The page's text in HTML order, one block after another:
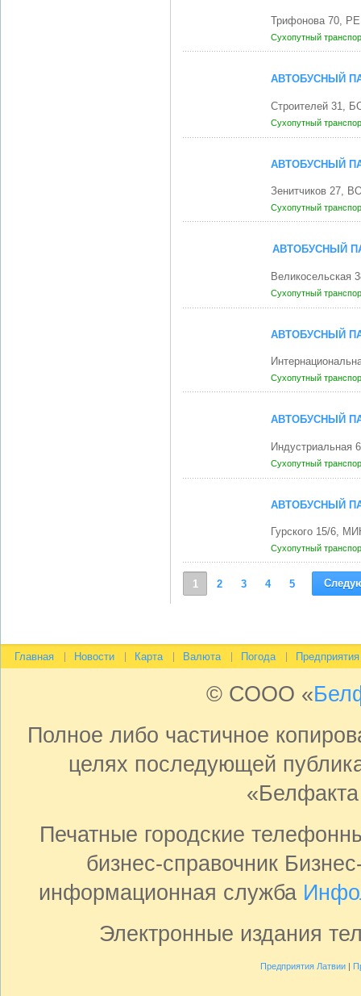
Трифонова 70,
Сухопутный
АВТОБУСНЫЙ
Строителей 31,
Сухопутный
АВТОБУСНЫЙ
Зенитчиков 27,
Сухопутный
АВТОБУСНЫЙ
Сухопутный
АВТОБУСНЫЙ
Сухопутный
АВТОБУСНЫЙ
Сухопутный
АВТОБУСНЫЙ
Гурского 15/6,
Сухопутный
1 2 3 4 5
Главная Новости Карта Валюта Погода Предприятия
© СООО «
Полное либо частичное
целях последующей
Печатные городские
бизнес-справочник
информационная служба
Электронные издания
Предприятия Латвии|